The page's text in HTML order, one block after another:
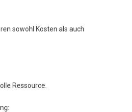
sowohl Kosten als auch
Ressource.